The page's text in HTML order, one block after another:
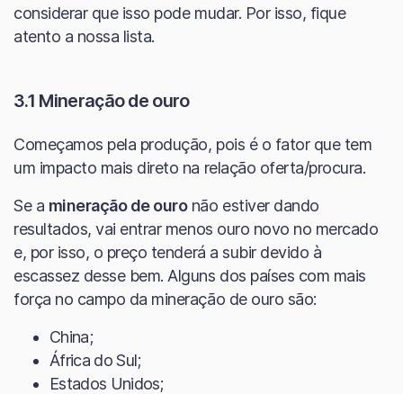
considerar que isso pode mudar. Por isso, fique
atento a nossa lista.
3.1 Mineração de ouro
Começamos pela produção, pois é o fator que tem
um impacto mais direto na relação oferta/procura.
Se a mineração de ouronão estiver dando
resultados, vai entrar menos ouro novo no mercado
e, por isso, o preço tenderá a subir devido à
escassez desse bem. Alguns dos países com mais
força no campo da mineração de ouro são:
China;
África do Sul;
Estados Unidos;